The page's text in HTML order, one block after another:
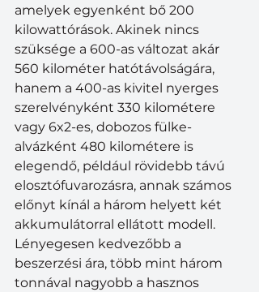
amelyek egyenként bő 200
kilowattórások. Akinek nincs
szüksége a 600-as változat akár
560 kilométer hatótávolságára,
hanem a 400-as kivitel nyerges
szerelvényként 330 kilométere
vagy 6x2-es, dobozos fülke-
alvázként 480 kilométere is
elegendő, például rövidebb távú
elosztófuvarozásra, annak számos
előnyt kínál a három helyett két
akkumulátorral ellátott modell.
Lényegesen kedvezőbb a
beszerzési ára, több mint három
tonnával nagyobb a hasznos